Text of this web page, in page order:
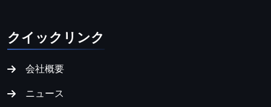
クイックリンク
会社概要
ニュース